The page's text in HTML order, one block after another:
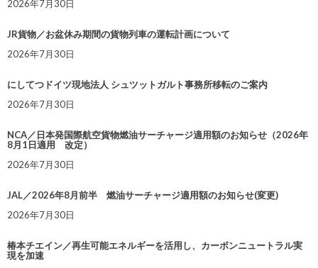
2026年7月30日
JR貨物／お盆休み期間の貨物列車の運転計画について
2026年7月30日
にしてつドイツ現地法人 シュツットガルト事務所移転のご案内
2026年7月30日
NCA／日本発国際航空貨物燃油サーチャージ適用額のお知らせ（2026年
8月1日適用 改定）
2026年7月30日
JAL／2026年8月前半 燃油サーチャージ適用額のお知らせ(変更)
2026年7月30日
椿本チエイン／再生可能エネルギーを活用し、カーボンニュートラル実
現を加速